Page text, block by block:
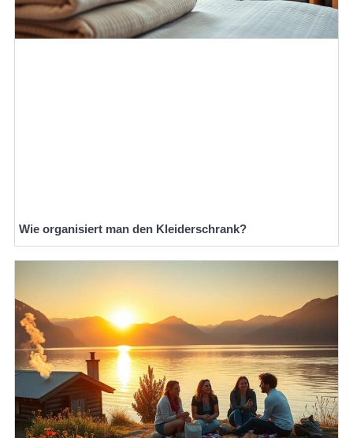
Wie organisiert man den Kleiderschrank?